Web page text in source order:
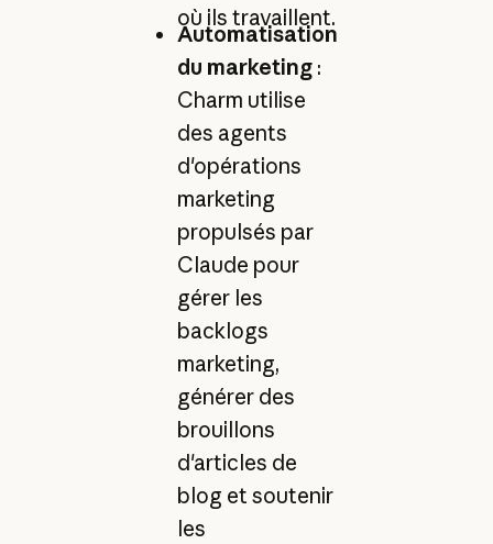
où ils travaillent.
Automatisation
du marketing:
Charm utilise
des agents
d'opérations
marketing
propulsés par
Claude pour
gérer les
backlogs
marketing,
générer des
brouillons
d'articles de
blog et soutenir
les